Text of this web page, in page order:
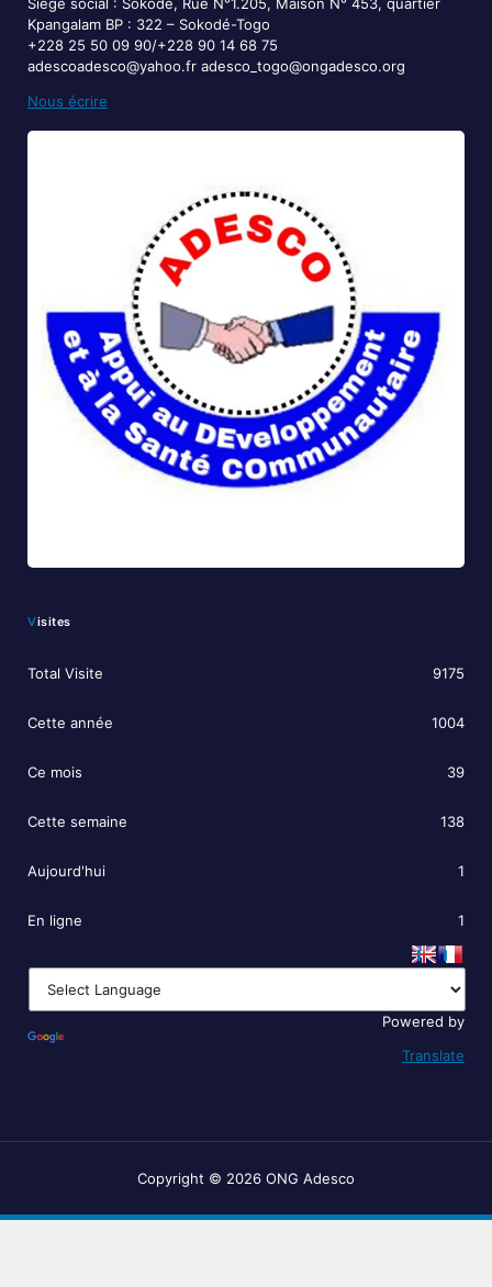
Kpangalam BP : 322 – Sokodé-Togo
+228 25 50 09 90/+228 90 14 68 75
adescoadesco@yahoo.fr adesco_togo@ongadesco.org
Nous écrire
Visites
Total Visite 9175
Cette année 1004
Ce mois 39
Cette semaine 138
Aujourd'hui 1
En ligne 1
Powered by
Translate
Copyright © 2026 ONG Adesco